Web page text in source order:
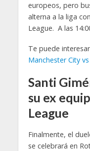
europeos, pero
alterna a la liga
League. A las
Te puede
Manchester City
Santi
su ex
League
Finalmente, el
se celebrará en